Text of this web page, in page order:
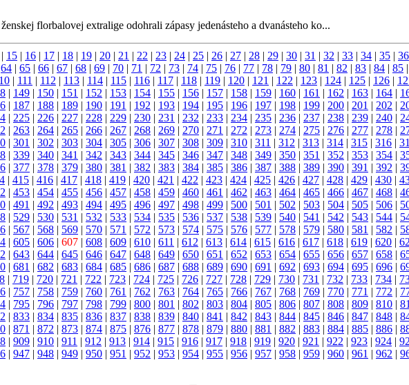
florbalovej extralige odohrali zápasy jedenásteho a dvanásteho ko...
| 15 | 16 | 17 | 18 | 19 | 20 | 21 | 22 | 23 | 24 | 25 | 26 | 27 | 28 | 29 | 30 | 31 | 32 | 33 | 34 | 35 | 36
64 | 65 | 66 | 67 | 68 | 69 | 70 | 71 | 72 | 73 | 74 | 75 | 76 | 77 | 78 | 79 | 80 | 81 | 82 | 83 | 84 | 85 |
| 111 | 112 | 113 | 114 | 115 | 116 | 117 | 118 | 119 | 120 | 121 | 122 | 123 | 124 | 125 | 126 |
| 149 | 150 | 151 | 152 | 153 | 154 | 155 | 156 | 157 | 158 | 159 | 160 | 161 | 162 | 163 | 164 |
| 187 | 188 | 189 | 190 | 191 | 192 | 193 | 194 | 195 | 196 | 197 | 198 | 199 | 200 | 201 | 202 |
| 225 | 226 | 227 | 228 | 229 | 230 | 231 | 232 | 233 | 234 | 235 | 236 | 237 | 238 | 239 | 240 |
| 263 | 264 | 265 | 266 | 267 | 268 | 269 | 270 | 271 | 272 | 273 | 274 | 275 | 276 | 277 | 278 |
| 301 | 302 | 303 | 304 | 305 | 306 | 307 | 308 | 309 | 310 | 311 | 312 | 313 | 314 | 315 | 316 |
| 339 | 340 | 341 | 342 | 343 | 344 | 345 | 346 | 347 | 348 | 349 | 350 | 351 | 352 | 353 | 354 |
| 377 | 378 | 379 | 380 | 381 | 382 | 383 | 384 | 385 | 386 | 387 | 388 | 389 | 390 | 391 | 392 |
| 415 | 416 | 417 | 418 | 419 | 420 | 421 | 422 | 423 | 424 | 425 | 426 | 427 | 428 | 429 | 430 |
| 453 | 454 | 455 | 456 | 457 | 458 | 459 | 460 | 461 | 462 | 463 | 464 | 465 | 466 | 467 | 468 |
| 491 | 492 | 493 | 494 | 495 | 496 | 497 | 498 | 499 | 500 | 501 | 502 | 503 | 504 | 505 | 506 |
| 529 | 530 | 531 | 532 | 533 | 534 | 535 | 536 | 537 | 538 | 539 | 540 | 541 | 542 | 543 | 544 |
| 567 | 568 | 569 | 570 | 571 | 572 | 573 | 574 | 575 | 576 | 577 | 578 | 579 | 580 | 581 | 582 |
| 605 | 606 | 607 | 608 | 609 | 610 | 611 | 612 | 613 | 614 | 615 | 616 | 617 | 618 | 619 | 620 |
| 643 | 644 | 645 | 646 | 647 | 648 | 649 | 650 | 651 | 652 | 653 | 654 | 655 | 656 | 657 | 658 |
| 681 | 682 | 683 | 684 | 685 | 686 | 687 | 688 | 689 | 690 | 691 | 692 | 693 | 694 | 695 | 696 |
| 719 | 720 | 721 | 722 | 723 | 724 | 725 | 726 | 727 | 728 | 729 | 730 | 731 | 732 | 733 | 734 |
| 757 | 758 | 759 | 760 | 761 | 762 | 763 | 764 | 765 | 766 | 767 | 768 | 769 | 770 | 771 | 772 |
| 795 | 796 | 797 | 798 | 799 | 800 | 801 | 802 | 803 | 804 | 805 | 806 | 807 | 808 | 809 | 810 |
| 833 | 834 | 835 | 836 | 837 | 838 | 839 | 840 | 841 | 842 | 843 | 844 | 845 | 846 | 847 | 848 |
| 871 | 872 | 873 | 874 | 875 | 876 | 877 | 878 | 879 | 880 | 881 | 882 | 883 | 884 | 885 | 886 |
| 909 | 910 | 911 | 912 | 913 | 914 | 915 | 916 | 917 | 918 | 919 | 920 | 921 | 922 | 923 | 924 |
| 947 | 948 | 949 | 950 | 951 | 952 | 953 | 954 | 955 | 956 | 957 | 958 | 959 | 960 | 961 | 962 |